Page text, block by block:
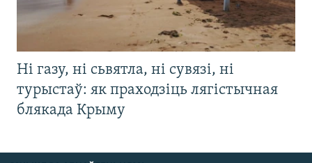
Ні газу, ні сьвятла, ні сувязі, ні
турыстаў: як праходзіць лягістычная
блякада Крыму